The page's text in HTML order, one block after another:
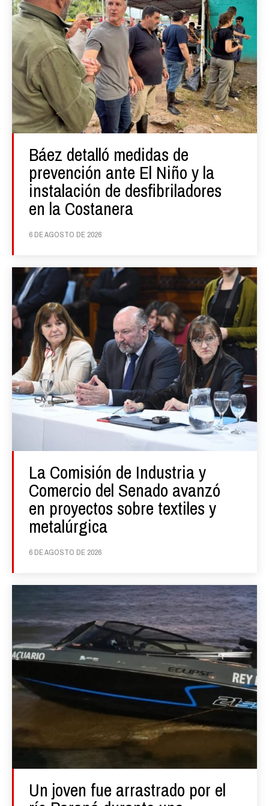
Báez detalló medidas de
prevención ante El Niño y la
instalación de desfibriladores
en la Costanera
6 DE AGOSTO DE 2026
La Comisión de Industria y
Comercio del Senado avanzó
en proyectos sobre textiles y
metalúrgica
6 DE AGOSTO DE 2026
Un joven fue arrastrado por el